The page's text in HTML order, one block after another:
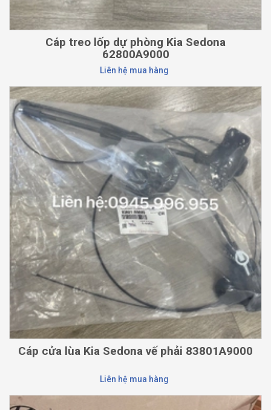
Cáp treo lốp dự phòng Kia Sedona
62800A9000
Liên hệ mua hàng
Cáp cửa lùa Kia Sedona vế phải 83801A9000
Liên hệ mua hàng